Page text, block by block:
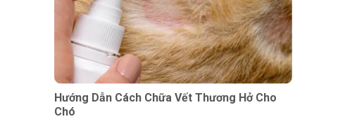
Hướng Dẫn Cách Chữa Vết Thương Hở Cho
Chó